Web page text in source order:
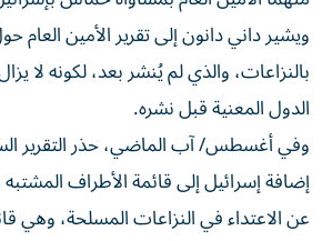
ويشير داني دانون إلى تقرير الأمين العام
بالنزاعات، والذي لم يُنشر بعد، لكونه لا
الدول المعنية قبل نشره.
وفي أغسطس/ آب الماضي، حذر التقرير
إضافة إسرائيل إلى قائمة الأطراف
عن الاعتداء في النزاعات المسلحة،